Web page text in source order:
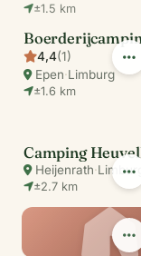
±1.5 km
4,4(1)
Epen·Limburg
±1.6 km
Heijenrath·Limburg
±2.7 km